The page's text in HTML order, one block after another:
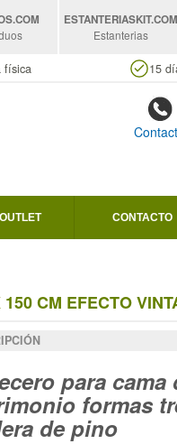
.COM
ESTANTERIASKIT.COM
Estanterias
física 15
OUTLET CONTACTO
CM EFECTO
para cama
formas
de pino